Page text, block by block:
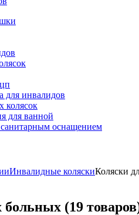
для инвалидов
колясок
для ванной
санитарным оснащением
Инвалидные коляскиКоляски
больных (19